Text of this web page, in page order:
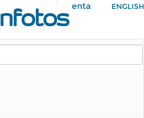
Mi Cuenta ENGLISH